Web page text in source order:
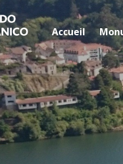
Accueil